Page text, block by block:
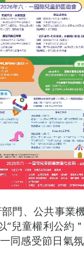
門、公共事業
“兒童權利公約
同感受節日氣氛